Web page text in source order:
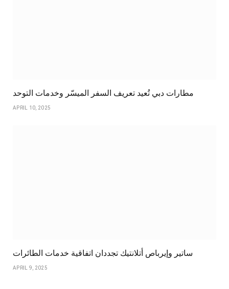
مطارات دبي تُعيد تعريف السفر الميسّر وخدمات التوحد
APRIL 10, 2025
ساتير وإيرباص أتلانتيك تجددان اتفاقية خدمات الطائرات
APRIL 9, 2025